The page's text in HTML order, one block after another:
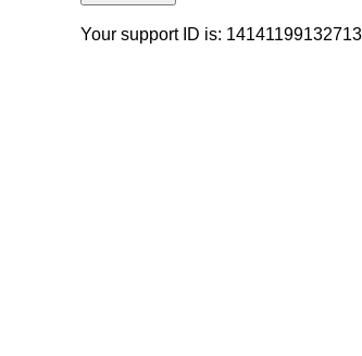
Your support ID is: